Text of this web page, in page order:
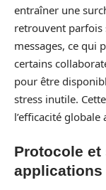
entraîner une
retrouvent parfois
messages, ce qui
certains
pour être
stress inutile.
l’efficacité globale
Protocole
applications